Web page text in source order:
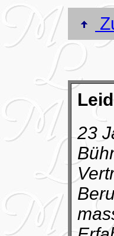
23